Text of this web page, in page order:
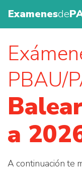
Examenesde
PBAU/
a
A continuación te